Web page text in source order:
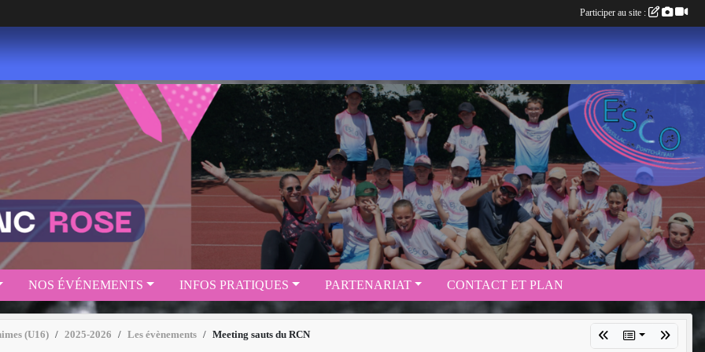
NOS ÉVÉNEMENTS INFOS PRATIQUES PARTENARIAT CONTACT ET PLAN
(U16) 2025-2026 Les évènements Meeting sauts du RCN
Participer au site :